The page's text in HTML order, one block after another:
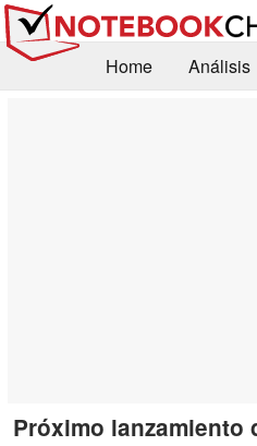
Home Análisis
Próximo lanzamiento